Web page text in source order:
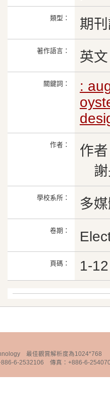
類型： 期
著作語言： 英文
關鍵詞：
:
作者：
作
謝
學校系所： 多
卷期：
頁碼： 1-12
最佳觀賞解析度為1024*768
6-2532106 傳真：+886-6-